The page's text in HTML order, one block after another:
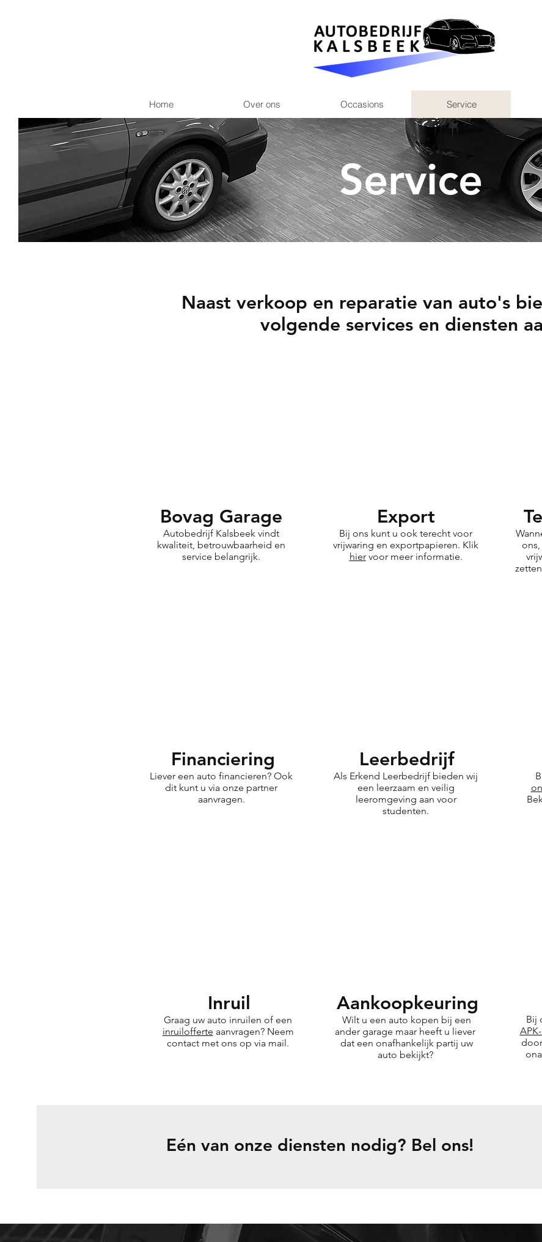
Home Over ons Occasions Service
Service
Naast verkoop en reparatie van auto's
volgende services en diensten
Bovag Garage
Autobedrijf Kalsbeek vindt
kwaliteit, betrouwbaarheid en
service belangrijk.
Financiering
Liever een auto financieren? Ook
dit kunt u via onze partner
aanvragen.
Inruil
Graag uw auto inruilen of een
inruilofferte aanvragen? Neem
contact met ons op via mail.
Export
Bij ons kunt u ook terecht voor
vrijwaring en exportpapieren. Klik
hiervoor meer informatie.
Leerbedrijf
Als Erkend Leerbedrijf bieden wij
een leerzaam en veilig
leeromgeving aan voor
studenten.
Aankoopkeuring
Wilt u een auto kopen bij een
ander garage maar heeft u liever
dat een onafhankelijk partij uw
auto bekijkt?
Bij
Eén van onze diensten nodig? Bel ons!